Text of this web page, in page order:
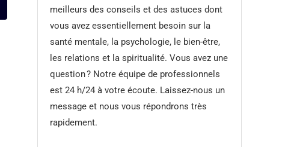
meilleurs des conseils et des astuces dont
vous avez essentiellement besoin sur la
santé mentale, la psychologie, le bien-être,
les relations et la spiritualité. Vous avez une
question ? Notre équipe de professionnels
est 24 h/24 à votre écoute. Laissez-nous un
message et nous vous répondrons très
rapidement.